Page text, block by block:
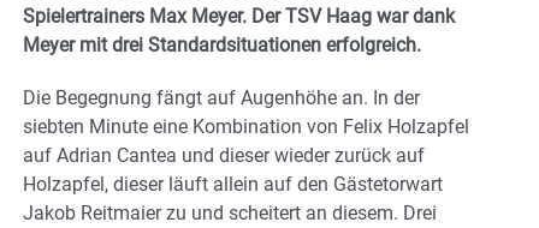
Spielertrainers Max Meyer. Der TSV Haag war dank
Meyer mit drei Standardsituationen erfolgreich.
Die Begegnung fängt auf Augenhöhe an. In der
siebten Minute eine Kombination von Felix Holzapfel
auf Adrian Cantea und dieser wieder zurück auf
Holzapfel, dieser läuft allein auf den Gästetorwart
Jakob Reitmaier zu und scheitert an diesem. Drei